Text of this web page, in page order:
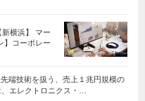
横浜】 マー
】コーポレー
端技術を扱う、売上１兆円規模の
エレクトロニクス・…